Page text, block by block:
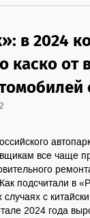
в 2024
каско от
все чаще
подсчитали в
случаях с
2024 года